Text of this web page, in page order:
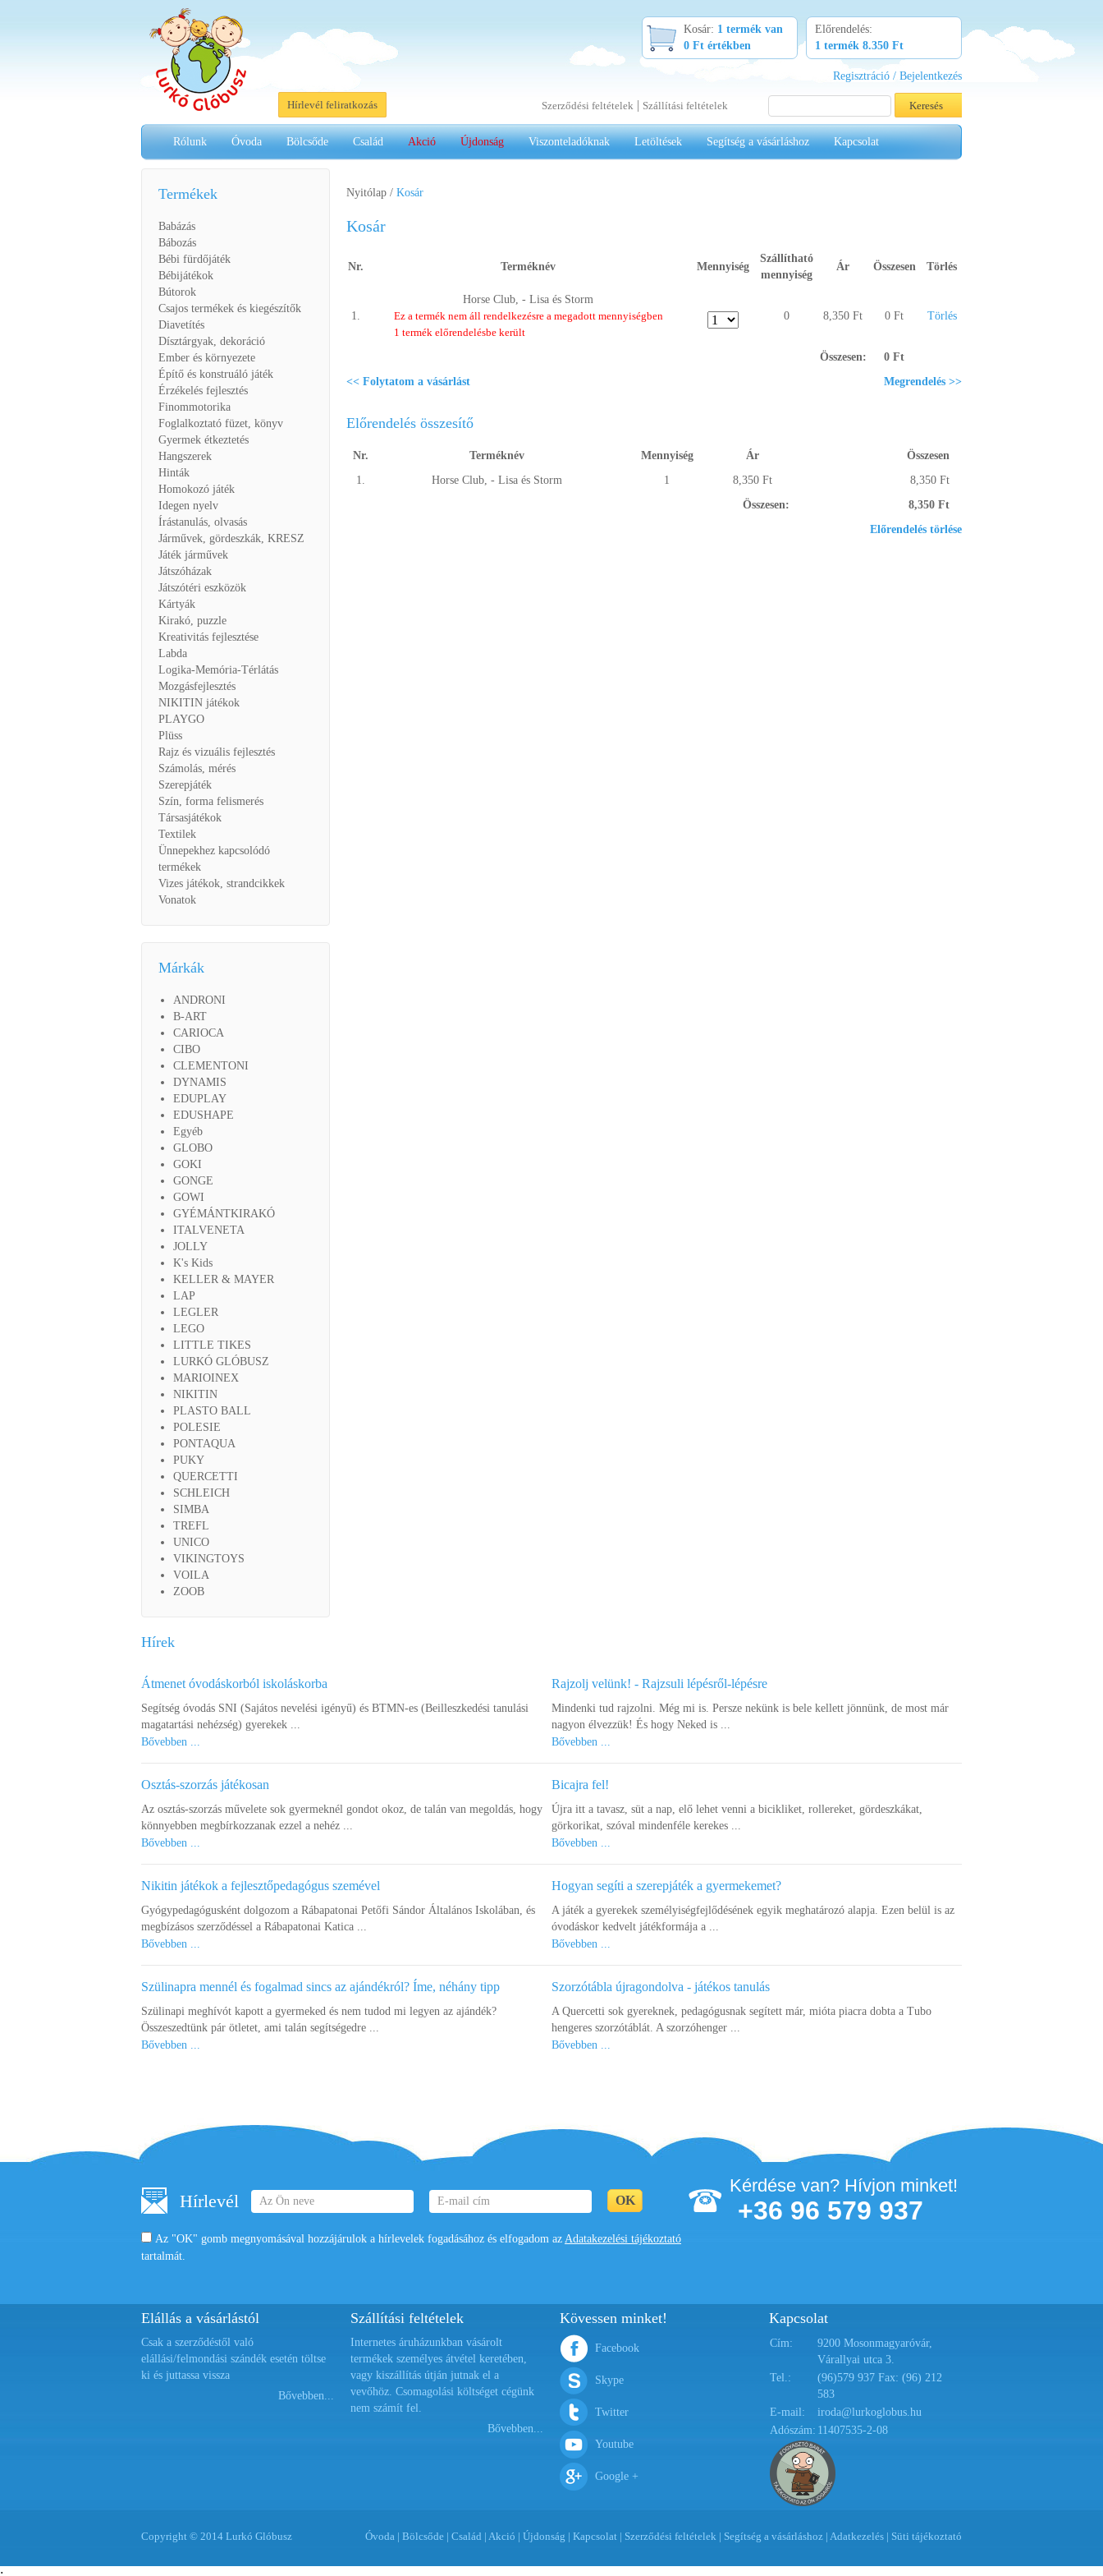
Előrendelés:
1 termék 8.350 Ft
Kosár: 1 termék van
0 Ft értékben
Regisztráció / Bejelentkezés
Hírlevél feliratkozás Szerződési feltételek | Szállítási feltételek
Rólunk Óvoda Bölcsőde Család Akció Újdonság Viszonteladóknak Letöltések Segítség a vásárláshoz Kapcsolat
Termékek
Babázás
Bábozás
Bébi fürdőjáték
Bébijátékok
Bútorok
Csajos termékek és kiegészítők
Diavetítés
Dísztárgyak, dekoráció
Ember és környezete
Építő és konstruáló játék
Érzékelés fejlesztés
Finommotorika
Foglalkoztató füzet, könyv
Gyermek étkeztetés
Hangszerek
Hinták
Homokozó játék
Idegen nyelv
Írástanulás, olvasás
Járművek, gördeszkák, KRESZ
Játék járművek
Játszóházak
Játszótéri eszközök
Kártyák
Kirakó, puzzle
Kreativitás fejlesztése
Labda
Logika-Memória-Térlátás
Mozgásfejlesztés
NIKITIN játékok
PLAYGO
Plüss
Rajz és vizuális fejlesztés
Számolás, mérés
Szerepjáték
Szín, forma felismerés
Társasjátékok
Textilek
Ünnepekhez kapcsolódó
termékek
Vizes játékok, strandcikkek
Vonatok
Márkák
ANDRONI
B-ART
CARIOCA
CIBO
CLEMENTONI
DYNAMIS
EDUPLAY
EDUSHAPE
Egyéb
GLOBO
GOKI
GONGE
GOWI
GYÉMÁNTKIRAKÓ
ITALVENETA
JOLLY
K's Kids
KELLER & MAYER
LAP
LEGLER
LEGO
LITTLE TIKES
LURKÓ GLÓBUSZ
MARIOINEX
NIKITIN
PLASTO BALL
POLESIE
PONTAQUA
PUKY
QUERCETTI
SCHLEICH
SIMBA
TREFL
UNICO
VIKINGTOYS
VOILA
ZOOB
Nyitólap / Kosár
Kosár
Nr. Terméknév Mennyiség
Szállítható
mennyiség
Ár Összesen Törlés
1.
Horse Club, - Lisa és Storm
Ez a termék nem áll rendelkezésre a megadott mennyiségben
1 termék előrendelésbe került
0 8,350 Ft 0 Ft Törlés
Összesen:
0 Ft
<< Folytatom a vásárlást
Megrendelés >>
Előrendelés összesítő
Nr. Terméknév Mennyiség Ár
Összesen
1.
Horse Club, - Lisa és Storm 1 8,350 Ft
8,350 Ft
Összesen:
8,350 Ft
Előrendelés törlése
Hírek
Átmenet óvodáskorból iskoláskorba
Segítség óvodás SNI (Sajátos nevelési igényű) és BTMN-es (Beilleszkedési tanulási
magatartási nehézség) gyerekek ...
Bővebben ...
Osztás-szorzás játékosan
Az osztás-szorzás művelete sok gyermeknél gondot okoz, de talán van megoldás, hogy
könnyebben megbírkozzanak ezzel a nehéz ...
Bővebben ...
Nikitin játékok a fejlesztőpedagógus szemével
Gyógypedagógusként dolgozom a Rábapatonai Petőfi Sándor Általános Iskolában, és
megbízásos szerződéssel a Rábapatonai Katica ...
Bővebben ...
Szülinapra mennél és fogalmad sincs az ajándékról? Íme, néhány tipp
Szülinapi meghívót kapott a gyermeked és nem tudod mi legyen az ajándék?
Összeszedtünk pár ötletet, ami talán segítségedre ...
Bővebben ...
Rajzolj velünk! - Rajzsuli lépésről-lépésre
Mindenki tud rajzolni. Még mi is. Persze nekünk is bele kellett jönnünk, de most már
nagyon élvezzük! És hogy Neked is ...
Bővebben ...
Bicajra fel!
Újra itt a tavasz, süt a nap, elő lehet venni a bicikliket, rollereket, gördeszkákat,
görkorikat, szóval mindenféle kerekes ...
Bővebben ...
Hogyan segíti a szerepjáték a gyermekemet?
A játék a gyerekek személyiségfejlődésének egyik meghatározó alapja. Ezen belül is az
óvodáskor kedvelt játékformája a ...
Bővebben ...
Szorzótábla újragondolva - játékos tanulás
A Quercetti sok gyereknek, pedagógusnak segített már, mióta piacra dobta a Tubo
hengeres szorzótáblát. A szorzóhenger ...
Bővebben ...
Hírlevél
Az "OK" gomb megnyomásával hozzájárulok a hírlevelek fogadásához és elfogadom az Adatakezelési tájékoztató
tartalmát.
Kérdése van? Hívjon minket!
+36 96 579 937
Elállás a vásárlástól
Csak a szerződéstől való
elállási/felmondási szándék esetén töltse
ki és juttassa vissza
Bővebben...
Szállítási feltételek
Internetes áruházunkban vásárolt
termékek személyes átvétel keretében,
vagy kiszállítás útján jutnak el a
vevőhöz. Csomagolási költséget cégünk
nem számít fel.
Bővebben...
Kövessen minket!
Facebook
Skype
Twitter
Youtube
Google +
Kapcsolat
Cím:
9200 Mosonmagyaróvár,
Várallyai utca 3.
Tel.:
(96)579 937 Fax: (96) 212
583
E-mail:
iroda@lurkoglobus.hu
Adószám: 11407535-2-08
Copyright © 2014 Lurkó Glóbusz Óvoda | Bölcsőde | Család | Akció | Újdonság | Kapcsolat | Szerződési feltételek | Segítség a vásárláshoz | Adatkezelés | Süti tájékoztató